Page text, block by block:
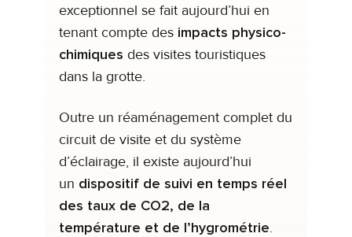
exceptionnel se fait aujourd’hui en
tenant compte des impacts physico-
chimiques des visites touristiques
dans la grotte.
Outre un réaménagement complet du
circuit de visite et du système
d’éclairage, il existe aujourd’hui
un dispositif de suivi en temps réel
des taux de CO2, de la
température et de l’hygrométrie.